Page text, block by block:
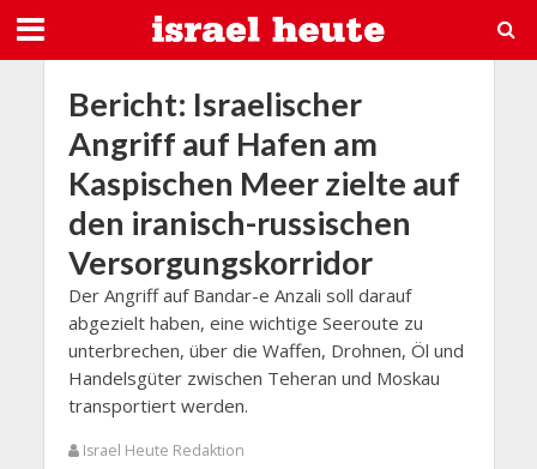
Bericht: Israelischer
Angriff auf Hafen am
Kaspischen Meer zielte auf
den iranisch-russischen
Versorgungskorridor
Der Angriff auf Bandar-e Anzali soll darauf
abgezielt haben, eine wichtige Seeroute zu
unterbrechen, über die Waffen, Drohnen, Öl und
Handelsgüter zwischen Teheran und Moskau
transportiert werden.
Israel Heute Redaktion